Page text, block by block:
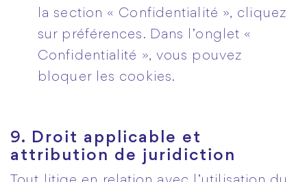
la section « Confidentialité », cliquez
sur préférences. Dans l’onglet «
Confidentialité », vous pouvez
bloquer les cookies.
9. Droit applicable et
attribution de juridiction